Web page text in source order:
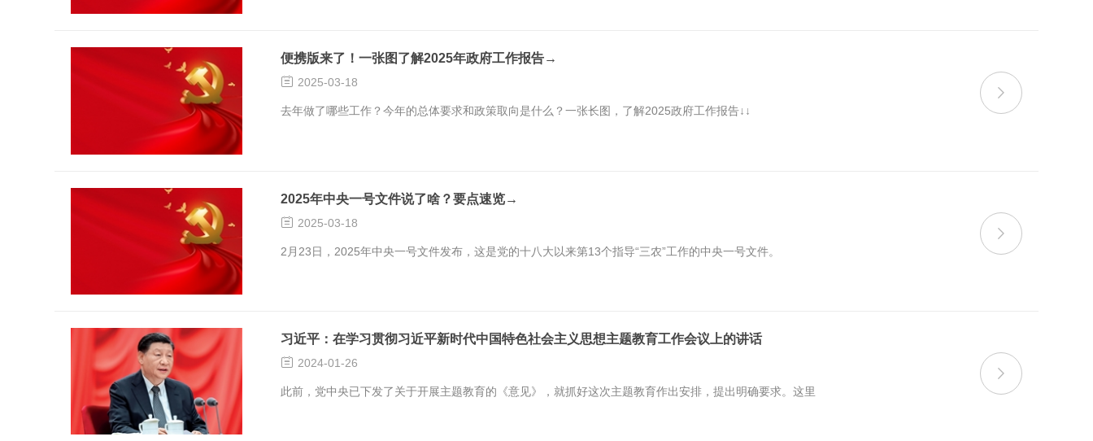
便携版来了！一张图了解2025年政府工作报告→
 2025-03-18
去年做了哪些工作？今年的总体要求和政策取向是什么？一张长图，了解2025政府工作报告↓↓

2025年中央一号文件说了啥？要点速览→
 2025-03-18
2月23日，2025年中央一号文件发布，这是党的十八大以来第13个指导“三农”工作的中央一号文件。

习近平：在学习贯彻习近平新时代中国特色社会主义思想主题教育工作会议上的讲话
 2024-01-26
此前，党中央已下发了关于开展主题教育的《意见》，就抓好这次主题教育作出安排，提出明确要求。这里
